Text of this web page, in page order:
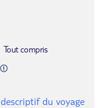
Tout compris
du voyage